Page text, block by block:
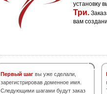
установку
Три.
вам
Первый шаг вы уже сделали,
зарегистрировав доменное имя.
Следующими шагами будут заказ